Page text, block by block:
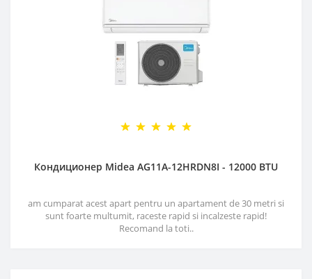
Кондиционер Midea AG11A-12HRDN8I - 12000 BTU
am cumparat acest apart pentru un apartament de 30 metri si
sunt foarte multumit, raceste rapid si incalzeste rapid!
Recomand la toti..